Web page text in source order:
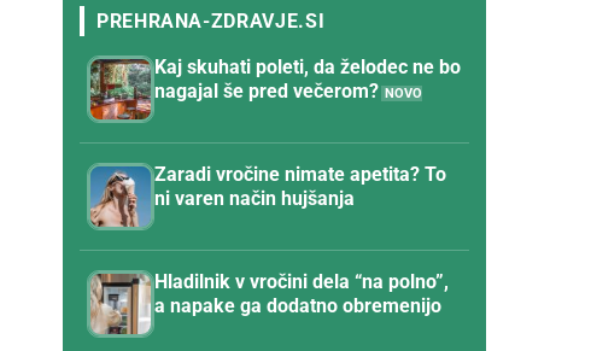
Kaj skuhati poleti, da želodec ne bo
nagajal še pred večerom?
Zaradi vročine nimate apetita? To
ni varen način hujšanja
Hladilnik v vročini dela “na polno”,
a napake ga dodatno obremenijo